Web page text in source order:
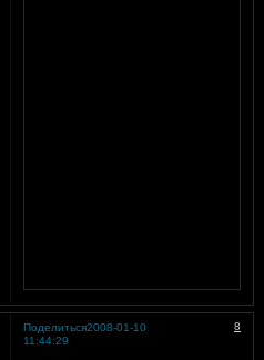
Поделиться 8
2008-01-10
11:44:29